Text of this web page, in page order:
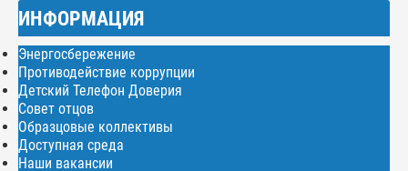
ИНФОРМАЦИЯ
Энергосбережение
Противодействие коррупции
Детский Телефон Доверия
Совет отцов
Образцовые коллективы
Доступная среда
Наши вакансии